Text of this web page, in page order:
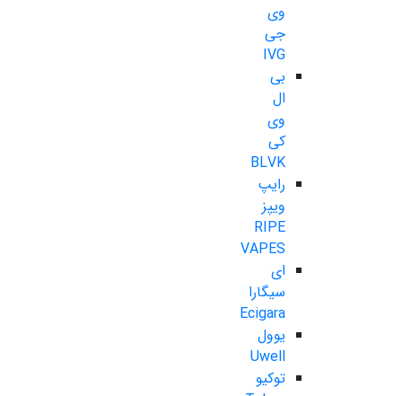
وی
جی
IVG
بی
ال
وی
کی
BLVK
رایپ
ویپز
RIPE
VAPES
ای
سیگارا
Ecigara
یوول
Uwell
توکیو